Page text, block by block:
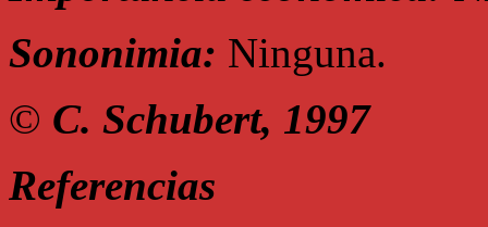
Sononimia: Ninguna.
© C. Schubert, 1997
Referencias